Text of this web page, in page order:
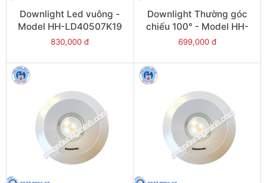
Downlight Led vuông -
Model HH-LD40507K19
830,000 đ
Downlight Thường góc
chiếu 100° - Model HH-
LD20701K19
699,000 đ